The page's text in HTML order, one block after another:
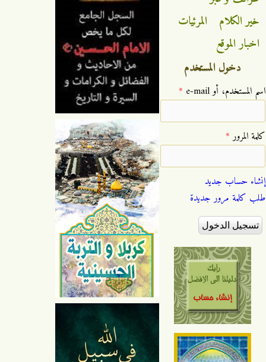
خير الكلام
المرئيات
اخبار الموقع
دخول المستخدم
‏اسم المستخدم، أو e-mail ‏ *
‏كلمة المرور ‏*
إنشاء حساب جديد
طلب كلمة مرور جديدة